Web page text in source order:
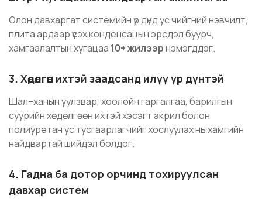
Олон давхаргат системийн үр дүнд ус чийгний нэвчилт,
плита ардаар үүсэх конденсацын эрсдэл буурч,
хамгаалалтын хугацаа 10+ жилээрнэмэгддэг.
3. Хөдөлгөөн ихтэй заадсанд илүү үр дүнтэй
Шал–ханын уулзвар, хоолойн гаргалгаа, барилгын
суурийн хөдөлгөөн ихтэй хэсэгт акрил болон
полиуретан ус тусгаарлагчийг хослуулах нь хамгийн
найдвартай шийдэл болдог.
4. Гадна ба дотор орчинд тохируулсан
давхар систем